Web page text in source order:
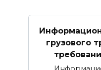
грузового